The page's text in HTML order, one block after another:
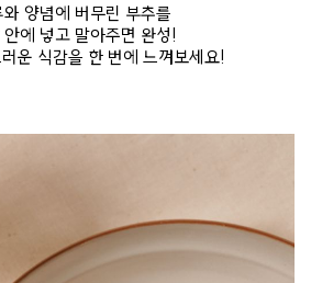
양념에 버무린 부추를
안에 넣고 말아주면 완성!
운 식감을 한 번에 느껴보세요!